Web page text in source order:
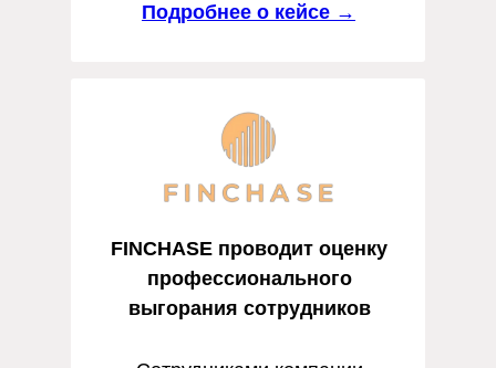
FINCHASE проводит оценку
профессионального
выгорания сотрудников
Подробнее о кейсе →